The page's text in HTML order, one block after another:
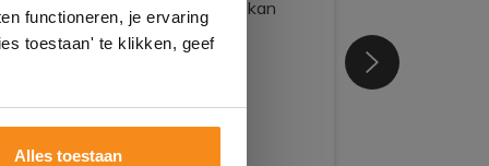
functioneren, je ervaring
toestaan' te klikken, geef
Alles toestaan